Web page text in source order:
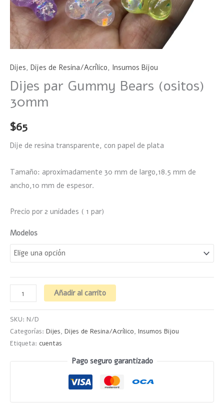
Dijes, Dijes de Resina/Acrílico, Insumos Bijou
Dijes par Gummy Bears (ositos)
30mm
$65
Dije de resina transparente, con papel de plata
Tamaño: aproximadamente 30 mm de largo,18.5 mm de
ancho,10 mm de espesor.
Precio por 2 unidades ( 1 par)
Modelos
Añadir al carrito
SKU: N/D
Categorías: Dijes, Dijes de Resina/Acrílico, Insumos Bijou
Etiqueta: cuentas
Pago seguro garantizado